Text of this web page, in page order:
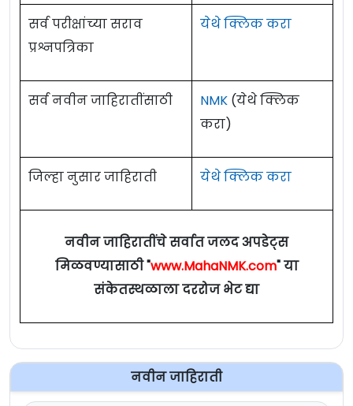
सर्व परीक्षांच्या सराव
प्रश्नपत्रिका
येथे क्लिक करा
सर्व नवीन जाहिरातींसाठी NMK (येथे क्लिक
करा)
जिल्हा नुसार जाहिराती येथे क्लिक करा
नवीन जाहिरातींचे सर्वात जलद अपडेट्स
मिळवण्यासाठी "www.MahaNMK.com" या
संकेतस्थळाला दररोज भेट द्या
नवीन जाहिराती